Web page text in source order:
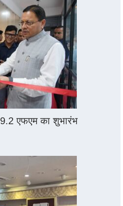
एफएम का शुभारंभ